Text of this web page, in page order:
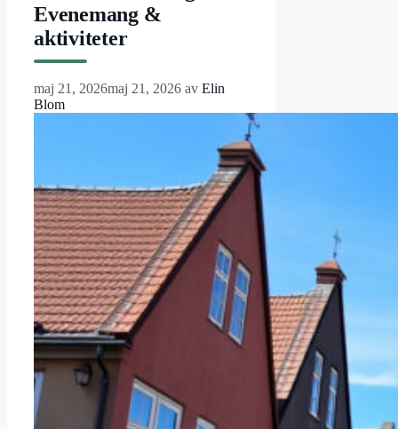
Evenemang &
aktiviteter
maj 21, 2026maj 21, 2026 av Elin
Blom